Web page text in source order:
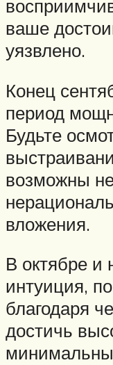
ваше
уязвлено.
Конец
период
Будьте
возможны
вложения.
В октябре и
интуиция,
благодаря
достичь